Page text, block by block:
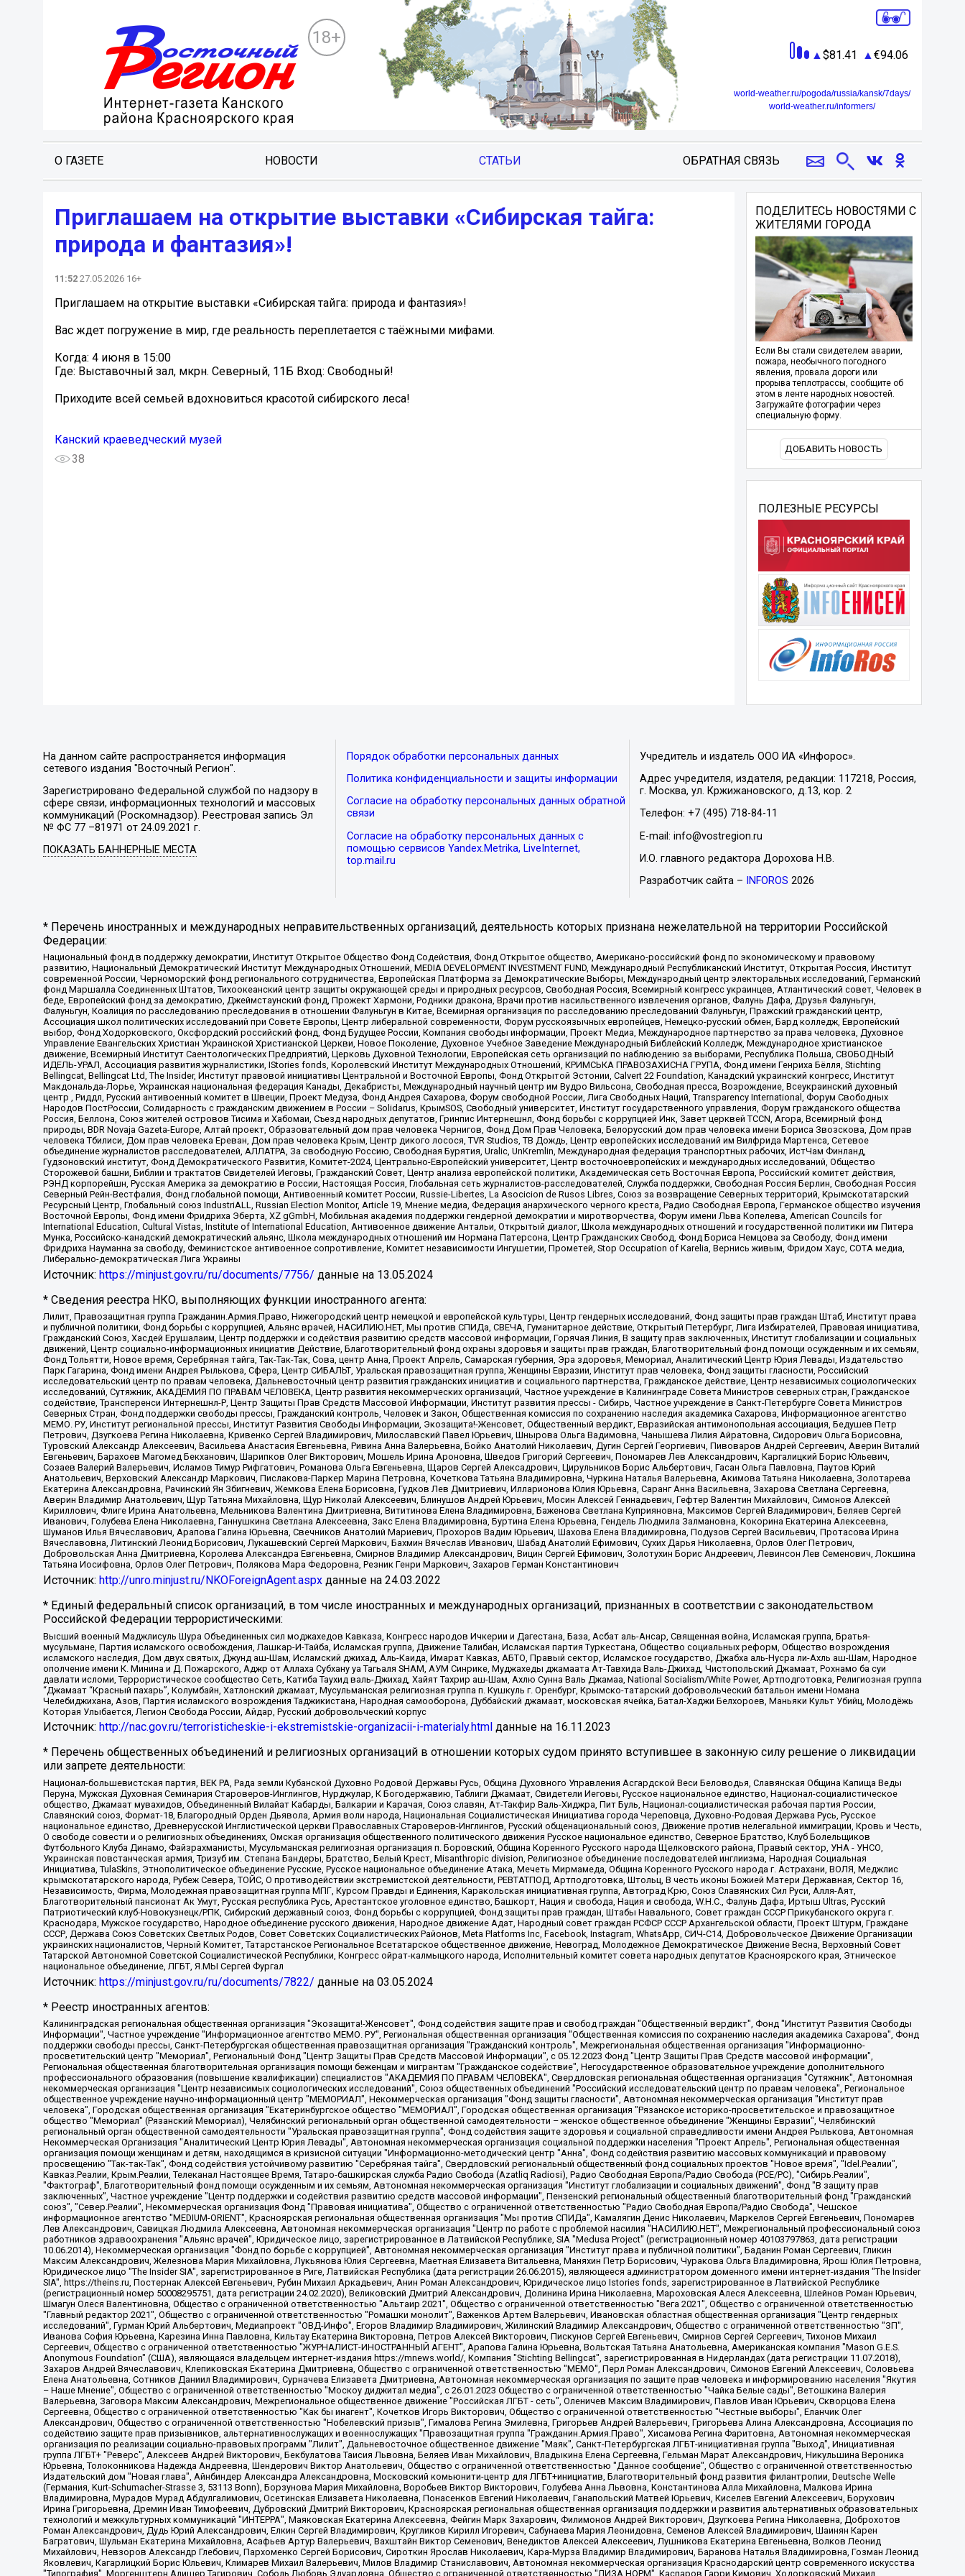
18+
81.41 94.06
world-weather.ru/pogoda/russia/kansk/7days/
world-weather.ru/informers/
О ГАЗЕТЕ НОВОСТИ СТАТЬИ ОБРАТНАЯ СВЯЗЬ
Приглашаем на открытие выставки «Сибирская тайга:
природа и фантазия»!
11:52 27.05.2026 16+
Приглашаем на открытие выставки «Сибирская тайга: природа и фантазия»!
Вас ждет погружение в мир, где реальность переплетается с таёжными мифами.
Когда: 4 июня в 15:00
Где: Выставочный зал, мкрн. Северный, 11Б️ Вход: Свободный!
Приходите всей семьей вдохновиться красотой сибирского леса!
Канский краеведческий музей
38
ПОДЕЛИТЕСЬ НОВОСТЯМИ С
ЖИТЕЛЯМИ ГОРОДА
Если Вы стали свидетелем аварии,
пожара, необычного погодного
явления, провала дороги или
прорыва теплотрассы, сообщите об
этом в ленте народных новостей.
Загружайте фотографии через
специальную форму.
ДОБАВИТЬ НОВОСТЬ
ПОЛЕЗНЫЕ РЕСУРСЫ
На данном сайте распространяется информация
сетевого издания "Восточный Регион".
Зарегистрировано Федеральной службой по надзору в
сфере связи, информационных технологий и массовых
коммуникаций (Роскомнадзор). Реестровая запись Эл
№ ФС 77 –81971 от 24.09.2021 г.
ПОКАЗАТЬ БАННЕРНЫЕ МЕСТА
Порядок обработки персональных данных
Политика конфиденциальности и защиты информации
Согласие на обработку персональных данных обратной
связи
Согласие на обработку персональных данных с
помощью сервисов Yandex.Metrika, LiveInternet,
top.mail.ru
Учредитель и издатель ООО ИА «Инфорос».
Адрес учредителя, издателя, редакции: 117218, Россия,
г. Москва, ул. Кржижановского, д.13, кор. 2
Телефон: +7 (495) 718-84-11
E-mail: info@vostregion.ru
И.О. главного редактора Дорохова Н.В.
Разработчик сайта – INFOROS 2026
* Перечень иностранных и международных неправительственных организаций, деятельность которых признана нежелательной на территории Российской
Федерации:
Национальный фонд в поддержку демократии, Институт Открытое Общество Фонд Содействия, Фонд Открытое общество, Американо-российский фонд по экономическому и правовому
развитию, Национальный Демократический Институт Международных Отношений, MEDIA DEVELOPMENT INVESTMENT FUND, Международный Республиканский Институт, Открытая Россия, Институт
современной России, Черноморский фонд регионального сотрудничества, Европейская Платформа за Демократические Выборы, Международный центр электоральных исследований, Германский
фонд Маршалла Соединенных Штатов, Тихоокеанский центр защиты окружающей среды и природных ресурсов, Свободная Россия, Всемирный конгресс украинцев, Атлантический совет, Человек в
беде, Европейский фонд за демократию, Джеймстаунский фонд, Прожект Хармони, Родники дракона, Врачи против насильственного извлечения органов, Фалунь Дафа, Друзья Фалуньгун,
Фалуньгун, Коалиция по расследованию преследования в отношении Фалуньгун в Китае, Всемирная организация по расследованию преследований Фалуньгун, Пражский гражданский центр,
Ассоциация школ политических исследований при Совете Европы, Центр либеральной современности, Форум русскоязычных европейцев, Немецко-русский обмен, Бард колледж, Европейский
выбор, Фонд Ходорковского, Оксфордский российский фонд, Фонд Будущее России, Компания свободы информации, Проект Медиа, Международное партнерство за права человека, Духовное
Управление Евангельских Христиан Украинской Христианской Церкви, Новое Поколение, Духовное Учебное Заведение Международный Библейский Колледж, Международное христианское
движение, Всемирный Институт Саентологических Предприятий, Церковь Духовной Технологии, Европейская сеть организаций по наблюдению за выборами, Республика Польша, СВОБОДНЫЙ
ИДЕЛЬ-УРАЛ, Ассоциация развития журналистики, IStories fonds, Королевский Институт Международных Отношений, КРИМСЬКА ПРАВОЗАХИСНА ГРУПА, Фонд имени Генриха Бёлля, Stichting
Bellingcat, Bellingcat Ltd, The Insider, Институт правовой инициативы Центральной и Восточной Европы, Фонд Открытой Эстонии, Calvert 22 Foundation, Канадский украинский конгресс, Институт
Макдональда-Лорье, Украинская национальная федерация Канады, Декабристы, Международный научный центр им Вудро Вильсона, Свободная пресса, Возрождение, Всеукраинский духовный
центр , Риддл, Русский антивоенный комитет в Швеции, Проект Медуза, Фонд Андрея Сахарова, Форум свободной России, Лига Свободных Наций, Transparеncy International, Форум Свободных
Народов ПостРоссии, Солидарность с гражданским движением в России – Solidarus, КрымSOS, Свободный университет, Институт государственного управления, Форум гражданского общества
Россия, Беллона, Союз жителей островов Тисима и Хабомаи, Съезд народных депутатов, Гринпис Интернешнл, Фонд борьбы с коррупцией Инк, Завет церквей TCCN, Агора, Всемирный фонд
природы, BDR Novaja Gazeta-Europe, Алтай проект, Образовательный дом прав человека Чернигов, Фонд Дом Прав Человека, Белорусский дом прав человека имени Бориса Звозскова, Дом прав
человека Тбилиси, Дом прав человека Ереван, Дом прав человека Крым, Центр дикого лосося, TVR Studios, ТВ Дождь, Центр европейских исследований им Вилфрида Мартенса, Сетевое
объединение журналистов расследователей, АЛЛАТРА, За свободную Россию, Свободная Бурятия, Uralic, UnKremlin, Международная федерация транспортных рабочих, ИстЧам Финланд,
Гудзоновский институт, Фонд Демократического Развития, Комитет-2024, Центрально-Европейский университет, Центр восточноевропейских и международных исследований, Общество
Сторожевой башни, Библии и трактатов Свидетелей Иеговы, Гражданский Совет, Центр анализа европейской политики, Академическая сеть Восточная Европа, Российский комитет действия,
РЭНД корпорейшн, Русская Америка за демократию в России, Настоящая Россия, Глобальная сеть журналистов-расследователей, Служба поддержки, Свободная Россия Берлин, Свободная Россия
Северный Рейн-Вестфалия, Фонд глобальной помощи, Антивоенный комитет России, Russie-Libertes, La Asocicion de Rusos Libres, Союз за возвращение Северных территорий, Крымскотатарский
Ресурсный Центр, Глобальный союз IndustriALL, Russian Election Monitor, Article 19, Мнение медиа, Федерация анархического черного креста, Радио Свободная Европа, Германское общество изучения
Восточной Европы, Фонд имени Фридриха Эберта, XZ gGmbH, Мобильная академия поддержки гендерной демократии и миротворчества, Форум имени Льва Копелева, American Councils for
International Education, Cultural Vistas, Institute of International Education, Антивоенное движение Антальи, Открытый диалог, Школа международных отношений и государственной политики им Питера
Мунка, Российско-канадский демократический альянс, Школа международных отношений им Нормана Патерсона, Центр Гражданских Свобод, Фонд Бориса Немцова за Свободу, Фонд имени
Фридриха Науманна за свободу, Феминистское антивоенное сопротивление, Комитет независимости Ингушетии, Прометей, Stop Occupation of Karelia, Вернись живым, Фридом Хаус, СОТА медиа,
Либерально-демократическая Лига Украины
Источник: https://minjust.gov.ru/ru/documents/7756/ данные на 13.05.2024
* Сведения реестра НКО, выполняющих функции иностранного агента:
Лилит, Правозащитная группа Гражданин.Армия.Право, Нижегородский центр немецкой и европейской культуры, Центр гендерных исследований, Фонд защиты прав граждан Штаб, Институт права
и публичной политики, Фонд борьбы с коррупцией, Альянс врачей, НАСИЛИЮ.НЕТ, Мы против СПИДа, СВЕЧА, Гуманитарное действие, Открытый Петербург, Лига Избирателей, Правовая инициатива,
Гражданский Союз, Хасдей Ерушалаим, Центр поддержки и содействия развитию средств массовой информации, Горячая Линия, В защиту прав заключенных, Институт глобализации и социальных
движений, Центр социально-информационных инициатив Действие, Благотворительный фонд охраны здоровья и защиты прав граждан, Благотворительный фонд помощи осужденным и их семьям,
Фонд Тольятти, Новое время, Серебряная тайга, Так-Так-Так, Сова, центр Анна, Проект Апрель, Самарская губерния, Эра здоровья, Мемориал, Аналитический Центр Юрия Левады, Издательство
Парк Гагарина, Фонд имени Андрея Рылькова, Сфера, Центр СИБАЛЬТ, Уральская правозащитная группа, Женщины Евразии, Институт прав человека, Фонд защиты гласности, Российский
исследовательский центр по правам человека, Дальневосточный центр развития гражданских инициатив и социального партнерства, Гражданское действие, Центр независимых социологических
исследований, Сутяжник, АКАДЕМИЯ ПО ПРАВАМ ЧЕЛОВЕКА, Центр развития некоммерческих организаций, Частное учреждение в Калининграде Совета Министров северных стран, Гражданское
содействие, Трансперенси Интернешнл-Р, Центр Защиты Прав Средств Массовой Информации, Институт развития прессы - Сибирь, Частное учреждение в Санкт-Петербурге Совета Министров
Северных Стран, Фонд поддержки свободы прессы, Гражданский контроль, Человек и Закон, Общественная комиссия по сохранению наследия академика Сахарова, Информационное агентство
МЕМО. РУ, Институт региональной прессы, Институт Развития Свободы Информации, Экозащита!-Женсовет, Общественный вердикт, Евразийская антимонопольная ассоциация, Бедушев Петр
Петрович, Дзугкоева Регина Николаевна, Кривенко Сергей Владимирович, Милославский Павел Юрьевич, Шнырова Ольга Вадимовна, Чанышева Лилия Айратовна, Сидорович Ольга Борисовна,
Туровский Александр Алексеевич, Васильева Анастасия Евгеньевна, Ривина Анна Валерьевна, Бойко Анатолий Николаевич, Дугин Сергей Георгиевич, Пивоваров Андрей Сергеевич, Аверин Виталий
Евгеньевич, Барахоев Магомед Бекханович, Шарипков Олег Викторович, Мошель Ирина Ароновна, Шведов Григорий Сергеевич, Пономарев Лев Александрович, Каргалицкий Борис Юльевич,
Созаев Валерий Валерьевич, Исламов Тимур Рифгатович, Романова Ольга Евгеньевна, Щаров Сергей Алексадрович, Цирульников Борис Альбертович, Гасан Ольга Павловна, Паутов Юрий
Анатольевич, Верховский Александр Маркович, Пислакова-Паркер Марина Петровна, Кочеткова Татьяна Владимировна, Чуркина Наталья Валерьевна, Акимова Татьяна Николаевна, Золотарева
Екатерина Александровна, Рачинский Ян Збигневич, Жемкова Елена Борисовна, Гудков Лев Дмитриевич, Илларионова Юлия Юрьевна, Саранг Анна Васильевна, Захарова Светлана Сергеевна,
Аверин Владимир Анатольевич, Щур Татьяна Михайловна, Щур Николай Алексеевич, Блинушов Андрей Юрьевич, Мосин Алексей Геннадьевич, Гефтер Валентин Михайлович, Симонов Алексей
Кириллович, Флиге Ирина Анатольевна, Мельникова Валентина Дмитриевна, Вититинова Елена Владимировна, Баженова Светлана Куприяновна, Максимов Сергей Владимирович, Беляев Сергей
Иванович, Голубева Елена Николаевна, Ганнушкина Светлана Алексеевна, Закс Елена Владимировна, Буртина Елена Юрьевна, Гендель Людмила Залмановна, Кокорина Екатерина Алексеевна,
Шуманов Илья Вячеславович, Арапова Галина Юрьевна, Свечников Анатолий Мариевич, Прохоров Вадим Юрьевич, Шахова Елена Владимировна, Подузов Сергей Васильевич, Протасова Ирина
Вячеславовна, Литинский Леонид Борисович, Лукашевский Сергей Маркович, Бахмин Вячеслав Иванович, Шабад Анатолий Ефимович, Сухих Дарья Николаевна, Орлов Олег Петрович,
Добровольская Анна Дмитриевна, Королева Александра Евгеньевна, Смирнов Владимир Александрович, Вицин Сергей Ефимович, Золотухин Борис Андреевич, Левинсон Лев Семенович, Локшина
Татьяна Иосифовна, Орлов Олег Петрович, Полякова Мара Федоровна, Резник Генри Маркович, Захаров Герман Константинович
Источник: http://unro.minjust.ru/NKOForeignAgent.aspx данные на 24.03.2022
* Единый федеральный список организаций, в том числе иностранных и международных организаций, признанных в соответствии с законодательством
Российской Федерации террористическими:
Высший военный Маджлисуль Шура Объединенных сил моджахедов Кавказа, Конгресс народов Ичкерии и Дагестана, База, Асбат аль-Ансар, Священная война, Исламская группа, Братья-
мусульмане, Партия исламского освобождения, Лашкар-И-Тайба, Исламская группа, Движение Талибан, Исламская партия Туркестана, Общество социальных реформ, Общество возрождения
исламского наследия, Дом двух святых, Джунд аш-Шам, Исламский джихад, Аль-Каида, Имарат Кавказ, АБТО, Правый сектор, Исламское государство, Джабха аль-Нусра ли-Ахль аш-Шам, Народное
ополчение имени К. Минина и Д. Пожарского, Аджр от Аллаха Субхану уа Тагьаля SHAM, АУМ Синрике, Муджахеды джамаата Ат-Тавхида Валь-Джихад, Чистопольский Джамаат, Рохнамо ба суи
давлати исломи, Террористическое сообщество Сеть, Катиба Таухид валь-Джихад, Хайят Тахрир аш-Шам, Ахлю Сунна Валь Джамаа, National Socialism/White Power, Артподготовка, Религиозная группа
“Джамаат “Красный пахарь”, Колумбайн, Хатлонский джамаат, Мусульманская религиозная группа п. Кушкуль г. Оренбург, Крымско-татарский добровольческий батальон имени Номана
Челебиджихана, Азов, Партия исламского возрождения Таджикистана, Народная самооборона, Дуббайский джамаат, московская ячейка, Батал-Хаджи Белхороев, Маньяки Культ Убийц, Молодёжь
Которая Улыбается, Легион Свобода России, Айдар, Русский добровольческий корпус
Источник: http://nac.gov.ru/terroristicheskie-i-ekstremistskie-organizacii-i-materialy.html данные на 16.11.2023
* Перечень общественных объединений и религиозных организаций в отношении которых судом принято вступившее в законную силу решение о ликвидации
или запрете деятельности:
Национал-большевистская партия, ВЕК РА, Рада земли Кубанской Духовно Родовой Державы Русь, Община Духовного Управления Асгардской Веси Беловодья, Славянская Община Капища Веды
Перуна, Мужская Духовная Семинария Староверов-Инглингов, Нурджулар, К Богодержавию, Таблиги Джамаат, Свидетели Иеговы, Русское национальное единство, Национал-социалистическое
общество, Джамаат мувахидов, Объединенный Вилайат Кабарды, Балкарии и Карачая, Союз славян, Ат-Такфир Валь-Хиджра, Пит Буль, Национал-социалистическая рабочая партия России,
Славянский союз, Формат-18, Благородный Орден Дьявола, Армия воли народа, Национальная Социалистическая Инициатива города Череповца, Духовно-Родовая Держава Русь, Русское
национальное единство, Древнерусской Инглистической церкви Православных Староверов-Инглингов, Русский общенациональный союз, Движение против нелегальной иммиграции, Кровь и Честь,
О свободе совести и о религиозных объединениях, Омская организация общественного политического движения Русское национальное единство, Северное Братство, Клуб Болельщиков
Футбольного Клуба Динамо, Файзрахманисты, Мусульманская религиозная организация п. Боровский, Община Коренного Русского народа Щелковского района, Правый сектор, УНА - УНСО,
Украинская повстанческая армия, Тризуб им. Степана Бандеры, Братство, Белый Крест, Misanthropic division, Религиозное объединение последователей инглиизма, Народная Социальная
Инициатива, TulaSkins, Этнополитическое объединение Русские, Русское национальное объединение Атака, Мечеть Мирмамеда, Община Коренного Русского народа г. Астрахани, ВОЛЯ, Меджлис
крымскотатарского народа, Рубеж Севера, ТОЙС, О противодействии экстремистской деятельности, РЕВТАТПОД, Артподготовка, Штольц, В честь иконы Божией Матери Державная, Сектор 16,
Независимость, Фирма, Молодежная правозащитная группа МПГ, Курсом Правды и Единения, Каракольская инициативная группа, Автоград Крю, Союз Славянских Сил Руси, Алля-Аят,
Благотворительный пансионат Ак Умут, Русская республика Русь, Арестантское уголовное единство, Башкорт, Нация и свобода, Нация и свобода, W.H.С., Фалунь Дафа, Иртыш Ultras, Русский
Патриотический клуб-Новокузнецк/РПК, Сибирский державный союз, Фонд борьбы с коррупцией, Фонд защиты прав граждан, Штабы Навального, Совет граждан СССР Прикубанского округа г.
Краснодара, Мужское государство, Народное объединение русского движения, Народное движение Адат, Народный совет граждан РСФСР СССР Архангельской области, Проект Штурм, Граждане
СССР, Держава Союз Советских Светлых Родов, Совет Советских Социалистических Районов, Meta Platforms Inc, Facebook, Instagram, WhatsApp, СИЧ-С14, Добровольческое Движение Организации
украинских националистов, Черный Комитет, Татарстанское Региональное Всетатарское общественное движение, Невоград, Молодежное Демократическое Движение Весна, Верховный Совет
Татарской Автономной Советской Социалистической Республики, Конгресс ойрат-калмыцкого народа, Исполнительный комитет совета народных депутатов Красноярского края, Этническое
национальное объединение, ЛГБТ, Я.МЫ Сергей Фургал
Источник: https://minjust.gov.ru/ru/documents/7822/ данные на 03.05.2024
* Реестр иностранных агентов:
Калининградская региональная общественная организация "Экозащита!-Женсовет", Фонд содействия защите прав и свобод граждан "Общественный вердикт", Фонд "Институт Развития Свободы Информации", Частное учреждение "Информационное агентство МЕМО. РУ", Региональная общественная организация "Общественная комиссия по сохранению наследия академика Сахарова", Фонд поддержки свободы прессы, Санкт-Петербургская общественная правозащитная организация "Гражданский контроль", Межрегиональная общественная организация "Информационно-просветительский центр "Мемориал", Региональный Фонд "Центр Защиты Прав Средств Массовой Информации", с 05.12.2023 Фонд "Центр Защиты Прав Средств массовой информации", Региональная общественная благотворительная организация помощи беженцам и мигрантам "Гражданское содействие", Негосударственное образовательное учреждение дополнительного профессионального образования (повышение квалификации) специалистов "АКАДЕМИЯ ПО ПРАВАМ ЧЕЛОВЕКА", Свердловская региональная общественная организация "Сутяжник", Автономная некоммерческая организация "Центр независимых социологических исследований", Союз общественных объединений "Российский исследовательский центр по правам человека", Региональное общественное учреждение научно-информационный центр "МЕМОРИАЛ", Некоммерческая организация "Фонд защиты гласности", Автономная некоммерческая организация "Институт прав человека", Городская общественная организация "Екатеринбургское общество "МЕМОРИАЛ", Городская общественная организация "Рязанское историко-просветительское и правозащитное общество "Мемориал" (Рязанский Мемориал), Челябинский региональный орган общественной самодеятельности – женское общественное объединение "Женщины Евразии", Челябинский региональный орган общественной самодеятельности "Уральская правозащитная группа", Фонд содействия защите здоровья и социальной справедливости имени Андрея Рылькова, Автономная Некоммерческая Организация "Аналитический Центр Юрия Левады", Автономная некоммерческая организация социальной поддержки населения "Проект Апрель", Региональная общественная организация помощи женщинам и детям, находящимся в кризисной ситуации "Информационно-методический центр "Анна", Фонд содействия развитию массовых коммуникаций и правовому просвещению "Так-так-Так", Фонд содействия устойчивому развитию "Серебряная тайга", Свердловский региональный общественный фонд социальных проектов "Новое время", "Idel.Реалии", Кавказ.Реалии, Крым.Реалии, Телеканал Настоящее Время, Татаро-башкирская служба Радио Свобода (Azatliq Radiosi), Радио Свободная Европа/Радио Свобода (PCE/PC), "Сибирь.Реалии", "Фактограф", Благотворительный фонд помощи осужденным и их семьям, Автономная некоммерческая организация "Институт глобализации и социальных движений", Фонд "В защиту прав заключенных", Частное учреждение "Центр поддержки и содействия развитию средств массовой информации", Пензенский региональный общественный благотворительный фонд "Гражданский союз", "Север.Реалии", Некоммерческая организация Фонд "Правовая инициатива", Общество с ограниченной ответственностью "Радио Свободная Европа/Радио Свобода", Чешское информационное агентство "MEDIUM-ORIENT", Красноярская региональная общественная организация "Мы против СПИДа", Камалягин Денис Николаевич, Маркелов Сергей Евгеньевич, Пономарев Лев Александрович, Савицкая Людмила Алексеевна, Автономная некоммерческая организация "Центр по работе с проблемой насилия "НАСИЛИЮ.НЕТ", Межрегиональный профессиональный союз работников здравоохранения "Альянс врачей", Юридическое лицо, зарегистрированное в Латвийской Республике, SIA "Medusa Project" (регистрационный номер 40103797863, дата регистрации 10.06.2014), Некоммерческая организация "Фонд по борьбе с коррупцией", Автономная некоммерческая организация "Институт права и публичной политики", Баданин Роман Сергеевич, Гликин Максим Александрович, Железнова Мария Михайловна, Лукьянова Юлия Сергеевна, Маетная Елизавета Витальевна, Маняхин Петр Борисович, Чуракова Ольга Владимировна, Ярош Юлия Петровна, Юридическое лицо "The Insider SIA", зарегистрированное в Риге, Латвийская Республика (дата регистрации 26.06.2015), являющееся администратором доменного имени интернет-издания "The Insider SIA", https://theins.ru, Постернак Алексей Евгеньевич, Рубин Михаил Аркадьевич, Анин Роман Александрович, Юридическое лицо Istories fonds, зарегистрированное в Латвийской Республике (регистрационный номер 50008295751, дата регистрации 24.02.2020), Великовский Дмитрий Александрович, Долинина Ирина Николаевна, Мароховская Алеся Алексеевна, Шлейнов Роман Юрьевич, Шмагун Олеся Валентиновна, Общество с ограниченной ответственностью "Альтаир 2021", Общество с ограниченной ответственностью "Вега 2021", Общество с ограниченной ответственностью "Главный редактор 2021", Общество с ограниченной ответственностью "Ромашки монолит", Важенков Артем Валерьевич, Ивановская областная общественная организация "Центр гендерных исследований", Гурман Юрий Альбертович, Медиапроект "ОВД-Инфо", Егоров Владимир Владимирович, Жилинский Владимир Александрович, Общество с ограниченной ответственностью "ЗП", Иванова София Юрьевна, Карезина Инна Павловна, Кильтау Екатерина Викторовна, Петров Алексей Викторович, Пискунов Сергей Евгеньевич, Смирнов Сергей Сергеевич, Тихонов Михаил Сергеевич, Общество с ограниченной ответственностью "ЖУРНАЛИСТ-ИНОСТРАННЫЙ АГЕНТ", Арапова Галина Юрьевна, Вольтская Татьяна Анатольевна, Американская компания "Mason G.E.S. Anonymous Foundation" (США), являющаяся владельцем интернет-издания https://mnews.world/, Компания "Stichting Bellingcat", зарегистрированная в Нидерландах (дата регистрации 11.07.2018), Захаров Андрей Вячеславович, Клепиковская Екатерина Дмитриевна, Общество с ограниченной ответственностью "МЕМО", Перл Роман Александрович, Симонов Евгений Алексеевич, Соловьева Елена Анатольевна, Сотников Даниил Владимирович, Сурначева Елизавета Дмитриевна, Автономная некоммерческая организация по защите прав человека и информированию населения "Якутия – Наше Мнение", Общество с ограниченной ответственностью "Москоу диджитал медиа", с 26.01.2023 Общество с ограниченной ответственностью "Чайка Белые сады", Ветошкина Валерия Валерьевна, Заговора Максим Александрович, Межрегиональное общественное движение "Российская ЛГБТ - сеть", Оленичев Максим Владимирович, Павлов Иван Юрьевич, Скворцова Елена Сергеевна, Общество с ограниченной ответственностью "Как бы инагент", Кочетков Игорь Викторович, Общество с ограниченной ответственностью "Честные выборы", Еланчик Олег Александрович, Общество с ограниченной ответственностью "Нобелевский призыв", Гималова Регина Эмилевна, Григорьев Андрей Валерьевич, Григорьева Алина Александровна, Ассоциация по содействию защите прав призывников, альтернативнослужащих и военнослужащих "Правозащитная группа "Гражданин.Армия.Право", Хисамова Регина Фаритовна, Автономная некоммерческая организация по реализации социально-правовых программ "Лилит", Дальневосточное общественное движение "Маяк", Санкт-Петербургская ЛГБТ-инициативная группа "Выход", Инициативная группа ЛГБТ+ "Реверс", Алексеев Андрей Викторович, Бекбулатова Таисия Львовна, Беляев Иван Михайлович, Владыкина Елена Сергеевна, Гельман Марат Александрович, Никульшина Вероника Юрьевна, Толоконникова Надежда Андреевна, Шендерович Виктор Анатольевич, Общество с ограниченной ответственностью "Данное сообщение", Общество с ограниченной ответственностью Издательский дом "Новая глава", Айнбиндер Александра Александровна, Московский комьюнити-центр для ЛГБТ+инициатив, Благотворительный фонд развития филантропии, Deutsche Welle (Германия, Kurt-Schumacher-Strasse 3, 53113 Bonn), Борзунова Мария Михайловна, Воробьев Виктор Викторович, Голубева Анна Львовна, Константинова Алла Михайловна, Малкова Ирина Владимировна, Мурадов Мурад Абдулгалимович, Осетинская Елизавета Николаевна, Понасенков Евгений Николаевич, Ганапольский Матвей Юрьевич, Киселев Евгений Алексеевич, Борухович Ирина Григорьевна, Дремин Иван Тимофеевич, Дубровский Дмитрий Викторович, Красноярская региональная общественная организация поддержки и развития альтернативных образовательных технологий и межкультурных коммуникаций "ИНТЕРРА", Маяковская Екатерина Алексеевна, Фейгин Марк Захарович, Филимонов Андрей Викторович, Дзугкоева Регина Николаевна, Доброхотов Роман Александрович, Дудь Юрий Александрович, Елкин Сергей Владимирович, Кругликов Кирилл Игоревич, Сабунаева Мария Леонидовна, Семенов Алексей Владимирович, Шаинян Карен Багратович, Шульман Екатерина Михайловна, Асафьев Артур Валерьевич, Вахштайн Виктор Семенович, Венедиктов Алексей Алексеевич, Лушникова Екатерина Евгеньевна, Волков Леонид Михайлович, Невзоров Александр Глебович, Пархоменко Сергей Борисович, Сироткин Ярослав Николаевич, Кара-Мурза Владимир Владимирович, Баранова Наталья Владимировна, Гозман Леонид Яковлевич, Кагарлицкий Борис Юльевич, Климарев Михаил Валерьевич, Милов Владимир Станиславович, Автономная некоммерческая организация Краснодарский центр современного искусства "Типография", Моргенштерн Алишер Тагирович, Соболь Любовь Эдуардовна, Общество с ограниченной ответственностью "ЛИЗА НОРМ", Каспаров Гарри Кимович, Ходорковский Михаил Борисович, Общество с ограниченной ответственностью "Апрельские тезисы", Данилович Ирина Брониславовна, Кашин Олег Владимирович, Петров Николай Владимирович, Пивоваров Алексей Владимирович, Соколов Михаил Владимирович, Цветкова Юлия Владимировна, Чичваркин Евгений Александрович, Комитет против пыток/Команда против пыток, Общество с ограниченной ответственностью "Первый научный", Общество с ограниченной ответственностью "Вертолет и ко", Белоцерковская Вероника Борисовна, Кац Максим Евгеньевич, Лазарева Татьяна Юрьевна, Шаведдинов Руслан Табризович, Яшин Илья Валерьевич, Общество с ограниченной ответственностью "Иноагент ААВ", Алешковский Дмитрий Петрович, Альбац Евгения Марковна, Быков Дмитрий Львович, Галямина Юлия Евгеньевна, Лойко Сергей Леонидович, Мартынов Кирилл Константинович, Медведев Сергей Александрович, Крашенинников Федор Геннадиевич, Гордеева Катерина Вл